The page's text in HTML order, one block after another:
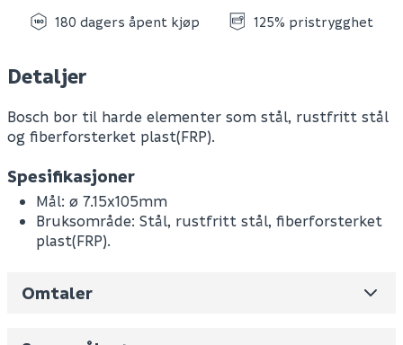
180 dagers åpent kjøp 125% pristrygghet
Detaljer
Bosch bor til harde elementer som stål, rustfritt stål
og fiberforsterket plast(FRP).
Spesifikasjoner
Mål: ø 7.15x105mm
Bruksområde: Stål, rustfritt stål, fiberforsterket
plast(FRP).
Omtaler
Leverandørens varenummer 2608900530